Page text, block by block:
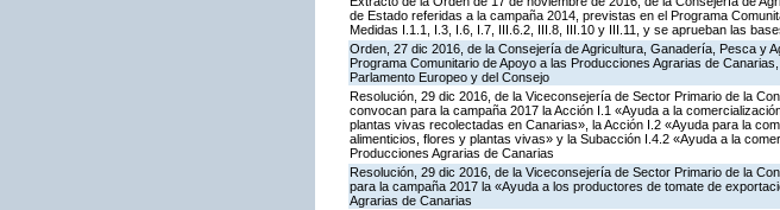
de Estado referidas a la campaña 2014, previstas en el Programa
Medidas I.1.1, I.3, I.6, I.7, III.6.2, III.8, III.10 y III.11, y se aprueban las
Orden, 27 dic 2016, de la Consejería de Agricultura, Ganadería, Pesca y
Programa Comunitario de Apoyo a las Producciones Agrarias de
Parlamento Europeo y del Consejo
Resolución, 29 dic 2016, de la Viceconsejería de Sector Primario de la
convocan para la campaña 2017 la Acción I.1 «Ayuda a la
plantas vivas recolectadas en Canarias», la Acción I.2 «Ayuda para la
alimenticios, flores y plantas vivas» y la Subacción I.4.2 «Ayuda a la
Producciones Agrarias de Canarias
Resolución, 29 dic 2016, de la Viceconsejería de Sector Primario de la
para la campaña 2017 la «Ayuda a los productores de tomate de
Agrarias de Canarias